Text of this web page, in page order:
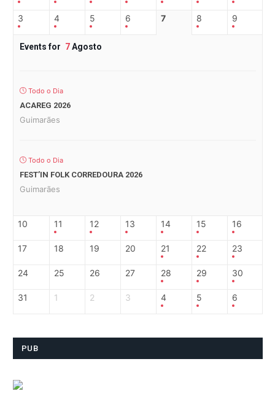
3 4 5 6 7 8 9
Events for 7Agosto
Todo o Dia
ACAREG 2026
Guimarães
Todo o Dia
FEST’IN FOLK CORREDOURA 2026
Guimarães
10 11 12 13 14 15 16
17 18 19 20 21 22 23
24 25 26 27 28 29 30
31 1 2 3 4 5 6
PUB